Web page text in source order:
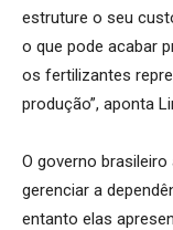
estruture o seu
o que pode acabar
os fertilizantes
produção”, aponta
O governo
gerenciar a
entanto elas